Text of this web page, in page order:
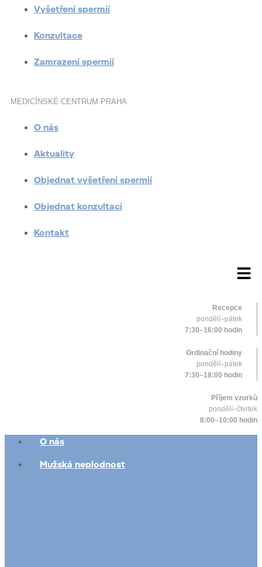
Vyšetření spermií
Konzultace
Zamrazení spermií
MEDICÍNSKÉ CENTRUM PRAHA
O nás
Aktuality
Objednat vyšetření spermií
Objednat konzultaci
Kontakt
Recepce
pondělí–pátek
7:30–16:00 hodin
Ordinační hodiny
pondělí–pátek
7:30–18:00 hodin
Příjem vzorků
pondělí–čtvrtek
8:00–10:00 hodin
O nás
Mužská neplodnost